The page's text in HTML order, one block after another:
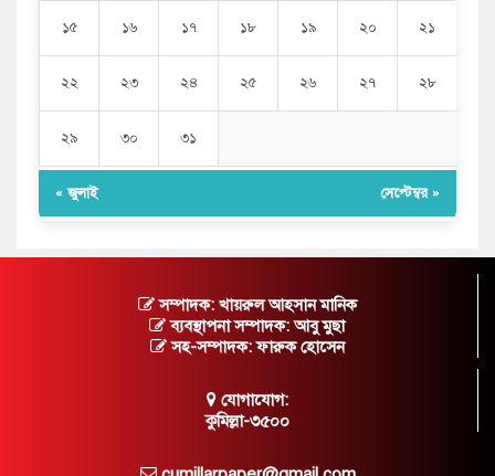
১৫ ১৬ ১৭ ১৮ ১৯ ২০ ২১
২২ ২৩ ২৪ ২৫ ২৬ ২৭ ২৮
২৯ ৩০ ৩১
« জুলাই সেপ্টেম্বর »
সম্পাদক: খায়রুল আহসান মানিক
ব্যবস্থাপনা সম্পাদক: আবু মুছা
সহ-সম্পাদক: ফারুক হোসেন
যোগাযোগ:
কুমিল্লা-৩৫০০